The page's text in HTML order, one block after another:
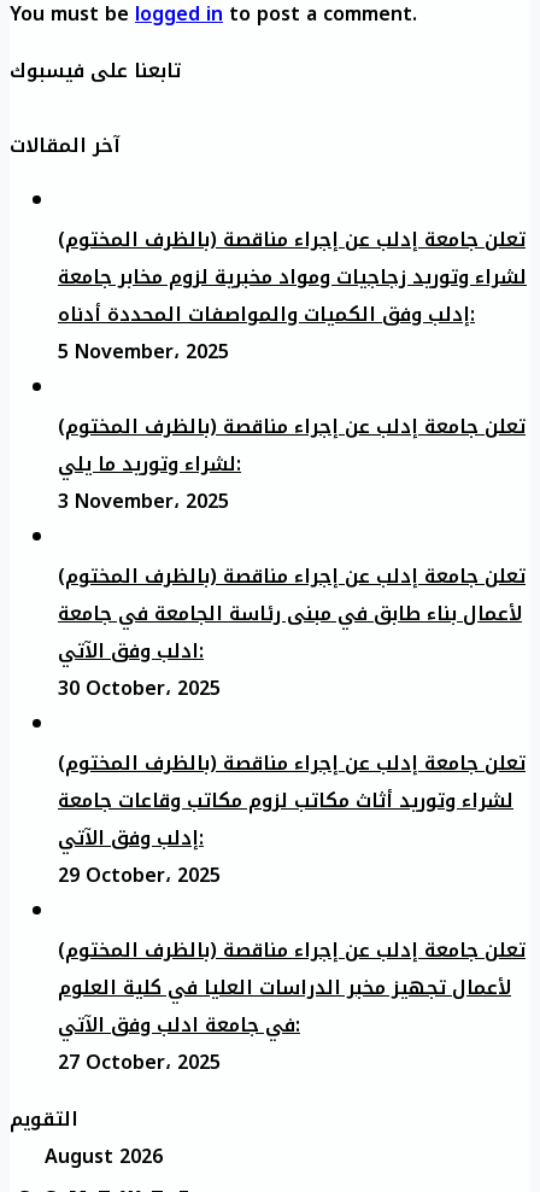
You must belogged into post a comment.
تابعنا على فيسبوك
آخر المقالات
تعلن جامعة إدلب عن إجراء مناقصة (بالظرف المختوم)
لشراء وتوريد زجاجيات ومواد مخبرية لزوم مخابر جامعة
إدلب وفق الكميات والمواصفات المحددة أدناه:
5 November، 2025
تعلن جامعة إدلب عن إجراء مناقصة (بالظرف المختوم)
لشراء وتوريد ما يلي:
3 November، 2025
تعلن جامعة إدلب عن إجراء مناقصة (بالظرف المختوم)
لأعمال بناء طابق في مبنى رئاسة الجامعة في جامعة
ادلب وفق الآتي:
30 October، 2025
تعلن جامعة إدلب عن إجراء مناقصة (بالظرف المختوم)
لشراء وتوريد أثاث مكاتب لزوم مكاتب وقاعات جامعة
إدلب وفق الآتي:
29 October، 2025
تعلن جامعة إدلب عن إجراء مناقصة (بالظرف المختوم)
لأعمال تجهيز مخبر الدراسات العليا في كلية العلوم
في جامعة ادلب وفق الآتي:
27 October، 2025
التقويم
August 2026